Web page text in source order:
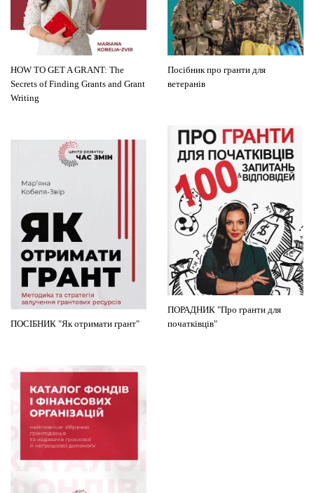
HOW TO GET A GRANT: The
Secrets of Finding Grants and Grant
Writing
Посібник про гранти для
ветеранів
ПОРАДНИК "Про гранти для
початківців"
ПОСІБНИК "Як отримати грант"